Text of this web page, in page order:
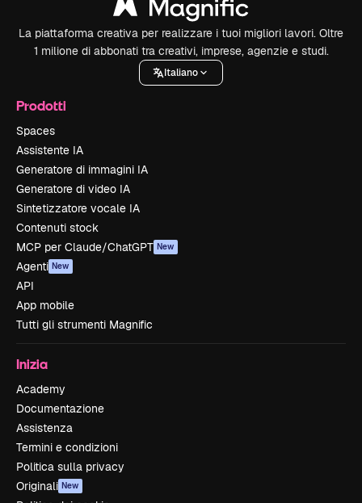
La piattaforma creativa per realizzare i tuoi migliori lavori. Oltre
1 milione di abbonati tra creativi, imprese, agenzie e studi.
Italiano
Prodotti
Spaces
Assistente IA
Generatore di immagini IA
Generatore di video IA
Sintetizzatore vocale IA
Contenuti stock
MCP per Claude/ChatGPT New
Agenti New
API
App mobile
Tutti gli strumenti Magnific
Inizia
Academy
Documentazione
Assistenza
Termini e condizioni
Politica sulla privacy
Originali New